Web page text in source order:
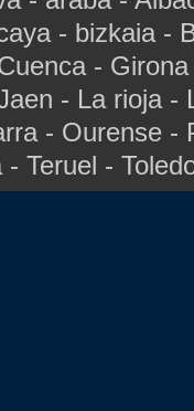
- bizkaia -
-
- La rioja
- Ourense
Teruel -